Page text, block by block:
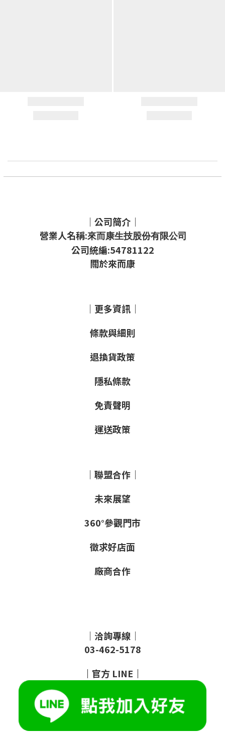
｜公司簡介｜
營業人名稱:來而康生技股份有限公司
公司統編:54781122
關於來而康
｜更多資訊｜
條款與細則
退換貨政策
隱私條款
免責聲明
運送政策
｜聯盟合作｜
未來展望
360°參觀門市
徵求好店面
廠商合作
｜洽詢專線｜
03-462-5178
｜ 官方 LINE ｜